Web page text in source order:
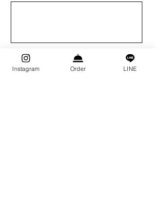
Send
Instagram Order LINE